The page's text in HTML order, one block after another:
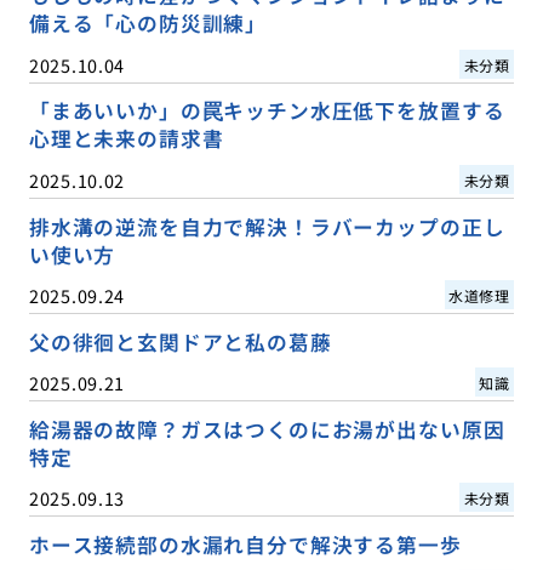
備える「心の防災訓練」
2025.10.04 未分類
「まあいいか」の罠キッチン水圧低下を放置する
心理と未来の請求書
2025.10.02 未分類
排水溝の逆流を自力で解決！ラバーカップの正し
い使い方
2025.09.24 水道修理
父の徘徊と玄関ドアと私の葛藤
2025.09.21 知識
給湯器の故障？ガスはつくのにお湯が出ない原因
特定
2025.09.13 未分類
ホース接続部の水漏れ自分で解決する第一歩